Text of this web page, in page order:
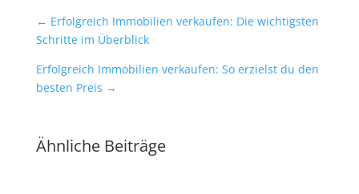
← Erfolgreich Immobilien verkaufen: Die wichtigsten
Schritte im Überblick
Erfolgreich Immobilien verkaufen: So erzielst du den
besten Preis →
Ähnliche Beiträge